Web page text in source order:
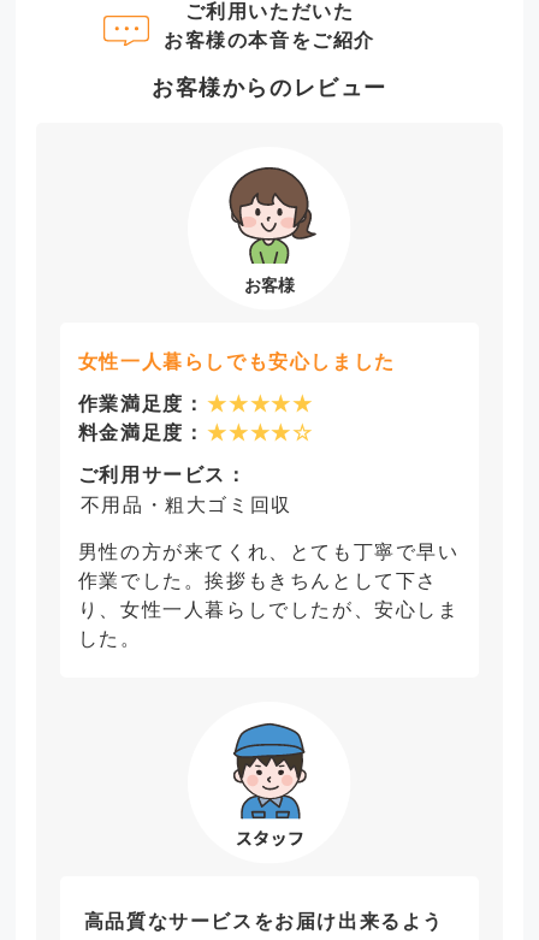
ご利用いただいた
お客様の本音をご紹介
お客様からのレビュー
女性一人暮らしでも安心しました
作業満足度： ★★★★★
料金満足度： ★★★★☆
ご利用サービス：
不用品・粗大ゴミ回収
男性の方が来てくれ、とても丁寧で早い
作業でした。挨拶もきちんとして下さ
り、女性一人暮らしでしたが、安心しま
した。
高品質なサービスをお届け出来るよう